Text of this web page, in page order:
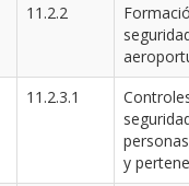
11.2.2
11.2.3.1
y